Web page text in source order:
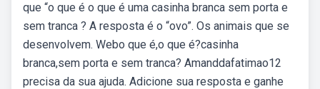
que “o que é o que é uma casinha branca sem porta e
sem tranca ? A resposta é o “ovo”. Os animais que se
desenvolvem. Webo que é,o que é?casinha
branca,sem porta e sem tranca? Amanddafatimao12
precisa da sua ajuda. Adicione sua resposta e ganhe